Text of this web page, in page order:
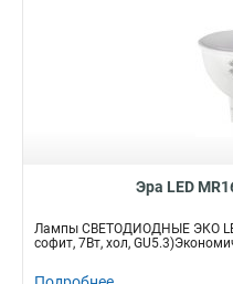
Эра LED
Лампы СВЕТОДИОДНЫЕ ЭКО
софит, 7Вт, хол,